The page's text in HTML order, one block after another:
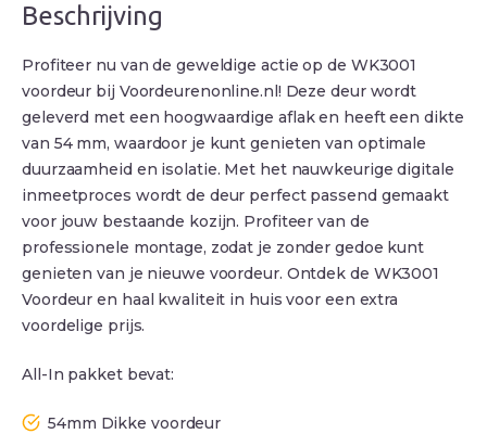
Beschrijving
Profiteer nu van de geweldige actie op de WK3001
voordeur bij Voordeurenonline.nl! Deze deur wordt
geleverd met een hoogwaardige aflak en heeft een dikte
van 54 mm, waardoor je kunt genieten van optimale
duurzaamheid en isolatie. Met het nauwkeurige digitale
inmeetproces wordt de deur perfect passend gemaakt
voor jouw bestaande kozijn. Profiteer van de
professionele montage, zodat je zonder gedoe kunt
genieten van je nieuwe voordeur. Ontdek de WK3001
Voordeur en haal kwaliteit in huis voor een extra
voordelige prijs.
All-In pakket bevat:
54mm Dikke voordeur